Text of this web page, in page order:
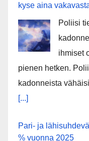
kyse aina
Poliisi
ihmiset
pienen hetken.
kadonneista
[...]
Pari- ja
% vuonna 2025